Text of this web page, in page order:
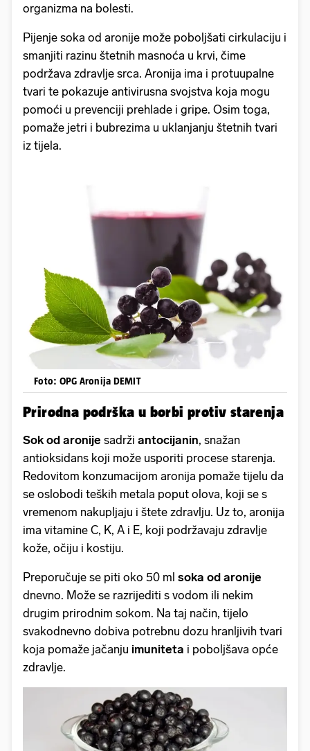
organizma na bolesti.
Pijenje soka od aronije može poboljšati cirkulaciju i
smanjiti razinu štetnih masnoća u krvi, čime
podržava zdravlje srca. Aronija ima i protuupalne
tvari te pokazuje antivirusna svojstva koja mogu
pomoći u prevenciji prehlade i gripe. Osim toga,
pomaže jetri i bubrezima u uklanjanju štetnih tvari
iz tijela.
Foto: OPG Aronija DEMIT
Prirodna podrška u borbi protiv starenja
Sok od aronije sadrži antocijanin, snažan
antioksidans koji može usporiti procese starenja.
Redovitom konzumacijom aronija pomaže tijelu da
se oslobodi teških metala poput olova, koji se s
vremenom nakupljaju i štete zdravlju. Uz to, aronija
ima vitamine C, K, A i E, koji podržavaju zdravlje
kože, očiju i kostiju.
Preporučuje se piti oko 50 ml soka od aronije
dnevno. Može se razrijediti s vodom ili nekim
drugim prirodnim sokom. Na taj način, tijelo
svakodnevno dobiva potrebnu dozu hranljivih tvari
koja pomaže jačanju imuniteta i poboljšava opće
zdravlje.